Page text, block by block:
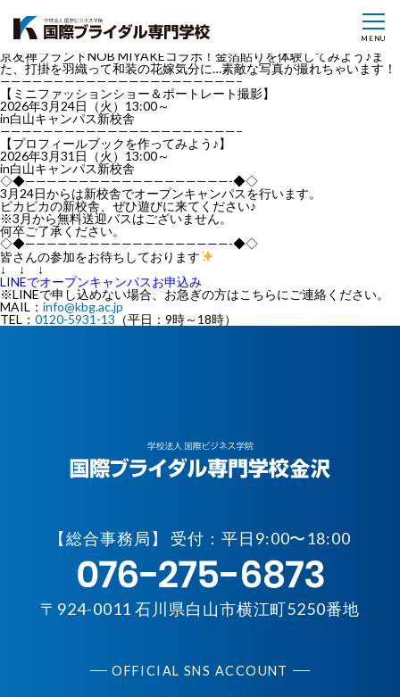
MENU
【京友禅金箔貼り体験＆和装花嫁体験】
2026年3月7日（土）13:00～
in白山キャンパス
京友禅ブランドNOB MIYAKEコラボ！金箔貼りを体験してみよう♪ま
た、打掛を羽織って和装の花嫁気分に…素敵な写真が撮れちゃいます！
——————————————————————–
【ミニファッションショー＆ポートレート撮影】
2026年3月24日（火）13:00～
in白山キャンパス新校舎
——————————————————————–
【プロフィールブックを作ってみよう♪】
2026年3月31日（火）13:00～
in白山キャンパス新校舎
◇◆———————————————————-◆◇
3月24日からは新校舎でオープンキャンパスを行います。
ピカピカの新校舎、ぜひ遊びに来てください♪
※3月から無料送迎バスはございません。
何卒ご了承ください。
◇◆———————————————————-◆◇
皆さんの参加をお待ちしております
↓ ↓ ↓
LINEでオープンキャンパスお申込み
※LINEで申し込めない場合、お急ぎの方はこちらにご連絡ください。
MAIL： info@kbg.ac.jp
TEL： 0120-5931-13 （平日：9時～18時）
【総合事務局】 受付：平日9:00〜18:00
〒924-0011 石川県白山市横江町5250番地
OFFICIAL SNS ACCOUNT